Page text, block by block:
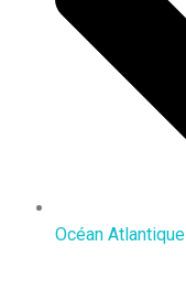
Océan Atlantique